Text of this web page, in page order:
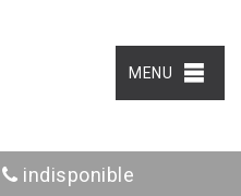
MENU
indisponible